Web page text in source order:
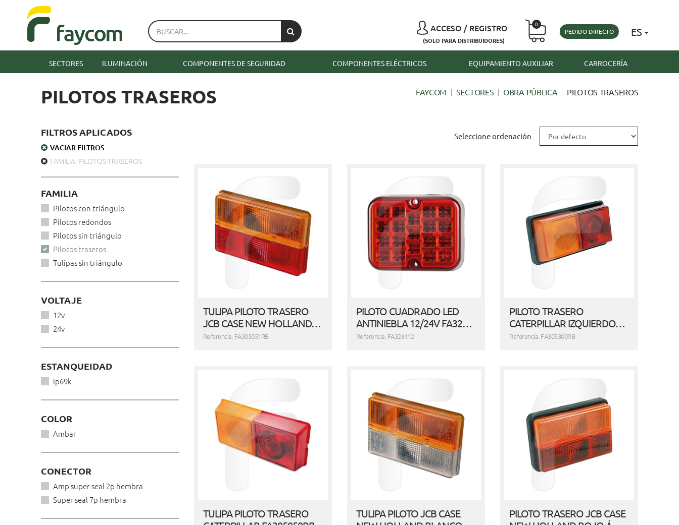
PEDIDO DIRECTO
(SOLO PARA DISTRIBUIDORES)
ES
ACCESO / REGISTRO 0
SECTORES ILUMINACIÓN COMPONENTES DE SEGURIDAD COMPONENTES ELÉCTRICOS EQUIPAMIENTO AUXILIAR CARROCERÍA
PILOTOS TRASEROS FAYCOM SECTORES OBRA PÚBLICA PILOTOS TRASEROS
FILTROS APLICADOS
FAMILIA
Pilotos con triángulo
Pilotos redondos
Pilotos sin triángulo
Pilotos traseros
Tulipas sin triángulo
VOLTAJE
12v
24v
ESTANQUEIDAD
Ip69k
COLOR
Ambar
CONECTOR
Amp super seal 2p hembra
Super seal 7p hembra
Seleccione ordenación
TULIPA PILOTO TRASERO
JCB CASE NEW HOLLAND…
Referencia: FA305051RB
PILOTO CUADRADO LED
ANTINIEBLA 12/24V FA32…
Referencia: FA326112
PILOTO TRASERO
CATERPILLAR IZQUIERDO…
Referencia: FA305300RB
TULIPA PILOTO TRASERO
TULIPA PILOTO JCB CASE
PILOTO TRASERO JCB CASE